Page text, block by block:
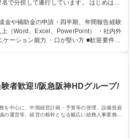
で分担して遂行しています。 はじめは担
、ゆくゆくはリーダーやマネージャーポ
います。 【総務・人事グルー
・採用活動 ・教育研修の企画、実行 ・勤
法定の会議運営（評議員会、理事会） ・
の問合せ、相談対応 ・その他日常の総務
金や補助金の申請・四半期、年間報告経験
上（Word、Excel、PowerPoint） ・社内外
ョン能力 ・口が堅い方 ■歓迎要件
験者歓迎!/阪急阪神HDグループ/
を中心に、中期経営計画・予算等の管理、設備投資
の運営等、経営の根幹となる幅広い総務人事業務全